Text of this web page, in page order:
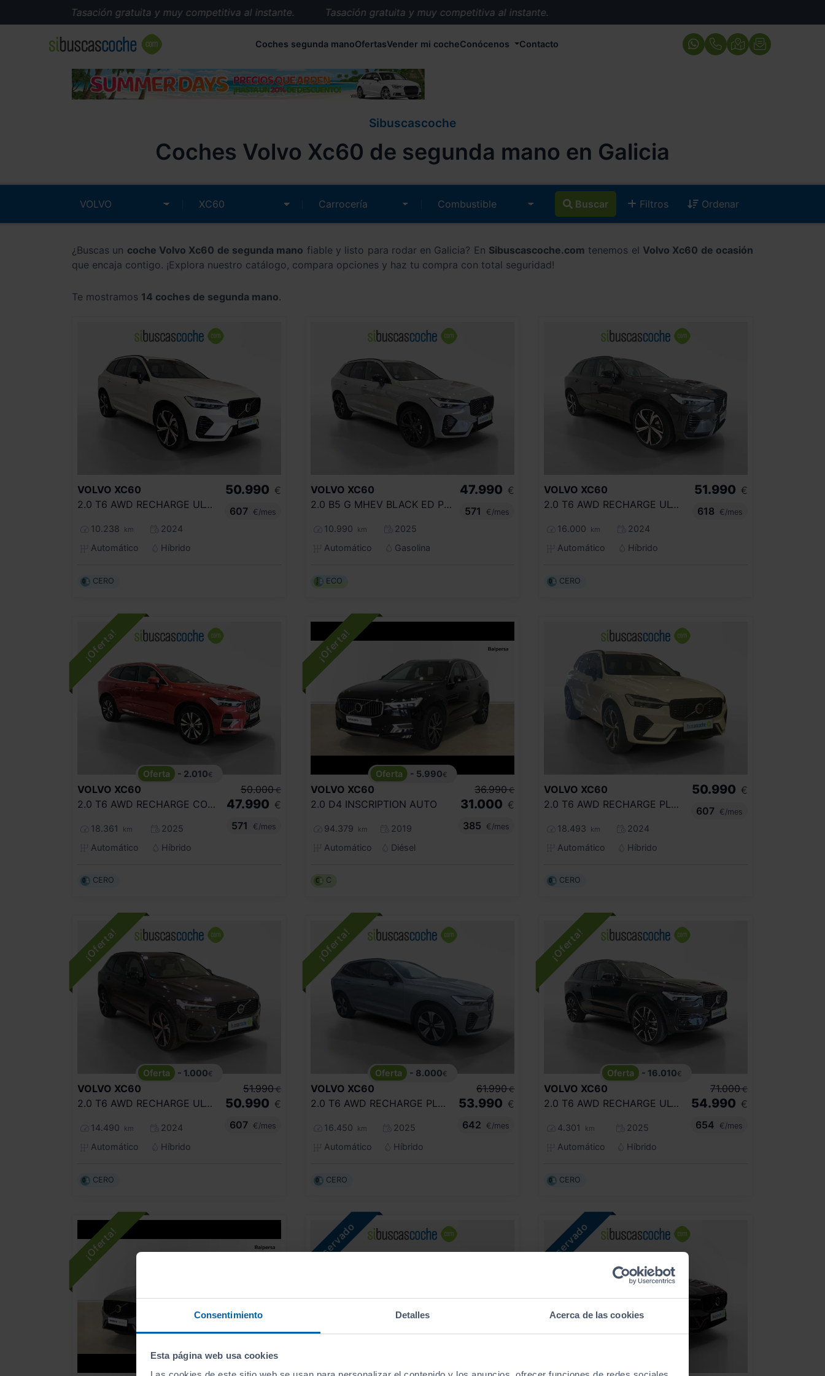
Consentimiento Detalles Acerca de las cookies
Esta página web usa cookies
Tasación gratuita y muy competitiva al instante.
Tasación gratuita y muy competitiva al instante.
Más de 5.000 conductores satisfechos.
Buscamos el coche que tu quieras.
Nos ocupamos de todos los trámites.
Compramos tu coche. Pago inmediato.
Coches segunda manoOfertasVender mi cocheConócenos Contacto
Sibuscascoche
Coches Volvo Xc60 de segunda mano en Galicia
Buscar Filtros Ordenar
¿Buscas un coche Volvo Xc60 de segunda mano fiable y listo para rodar en Galicia? En Sibuscascoche.com tenemos el Volvo Xc60 de ocasión
que encaja contigo. ¡Explora nuestro catálogo, compara opciones y haz tu compra con total seguridad!
Te mostramos 14 coches de segunda mano.
VOLVO XC60
2.0 T6 AWD RECHARGE ULTRA DARK AUTO
10.238 km
2024
Automático
Híbrido
50.990 €
607
€/mes
CERO
VOLVO XC60
2.0 B5 G MHEV BLACK ED PLUS DARK AT AWD
10.990 km
2025
Automático
Gasolina
47.990 €
571
€/mes
ECO
VOLVO XC60
2.0 T6 AWD RECHARGE ULTRA DARK AUTO
16.000 km
2024
Automático
Híbrido
51.990 €
618
€/mes
CERO
- 2.010€
VOLVO XC60
2.0 T6 AWD RECHARGE CORE AUTO
18.361 km
2025
Automático
Híbrido
50.000 €
47.990 €
571
€/mes
CERO
- 5.990€
VOLVO XC60
2.0 D4 INSCRIPTION AUTO
94.379 km
2019
Automático
Diésel
36.990 €
31.000 €
385
€/mes
C
VOLVO XC60
2.0 T6 AWD RECHARGE PLUS DARK AUTO
18.493 km
2024
Automático
Híbrido
50.990 €
607
€/mes
CERO
- 1.000€
VOLVO XC60
2.0 T6 AWD RECHARGE ULTRA DARK AUTO
14.490 km
2024
Automático
Híbrido
51.990 €
50.990 €
607
€/mes
CERO
- 8.000€
VOLVO XC60
2.0 T6 AWD RECHARGE PLUS DARK AUTO
16.450 km
2025
Automático
Híbrido
61.990 €
53.990 €
642
€/mes
CERO
- 16.010€
VOLVO XC60
2.0 T6 AWD RECHARGE ULTRA DARK AUTO
4.301 km
2025
Automático
Híbrido
71.000 €
54.990 €
654
€/mes
CERO
- 7.010€